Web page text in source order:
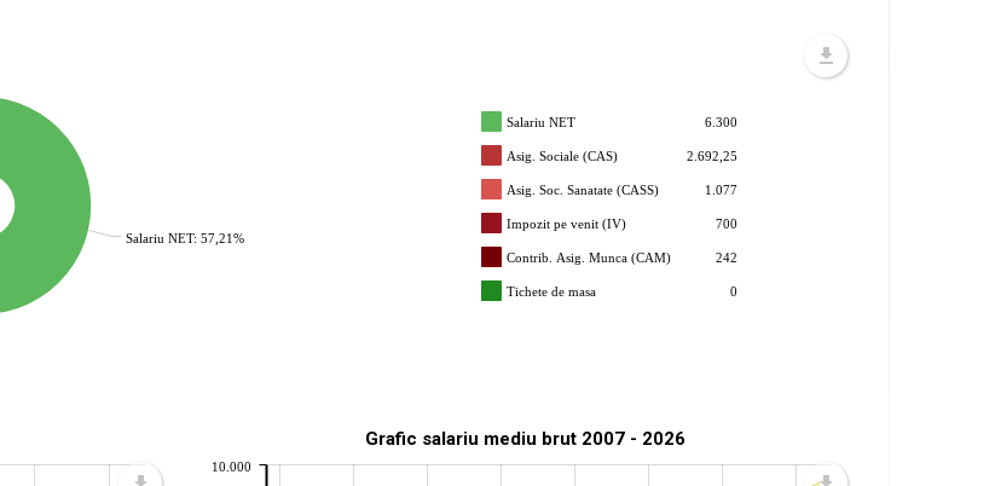
Salariu NET: 57,21%
Salariu NET 6.300
Asig. Sociale (CAS) 2.692,25
Asig. Soc. Sanatate (CASS) 1.077
Impozit pe venit (IV) 700
Contrib. Asig. Munca (CAM) 242
Tichete de masa 0
Grafic salariu mediu brut 2007 - 2026
10.000